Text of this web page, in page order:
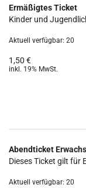
Ermäßigtes Ticket
Kinder und
Aktuell verfügbar: 20
1,50 €
inkl. 19% MwSt.
Abendticket
Dieses Ticket gilt für
Aktuell verfügbar: 20